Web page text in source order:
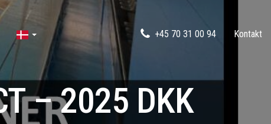
+45 70 31 00 94 Kontakt
– 2025 DKK